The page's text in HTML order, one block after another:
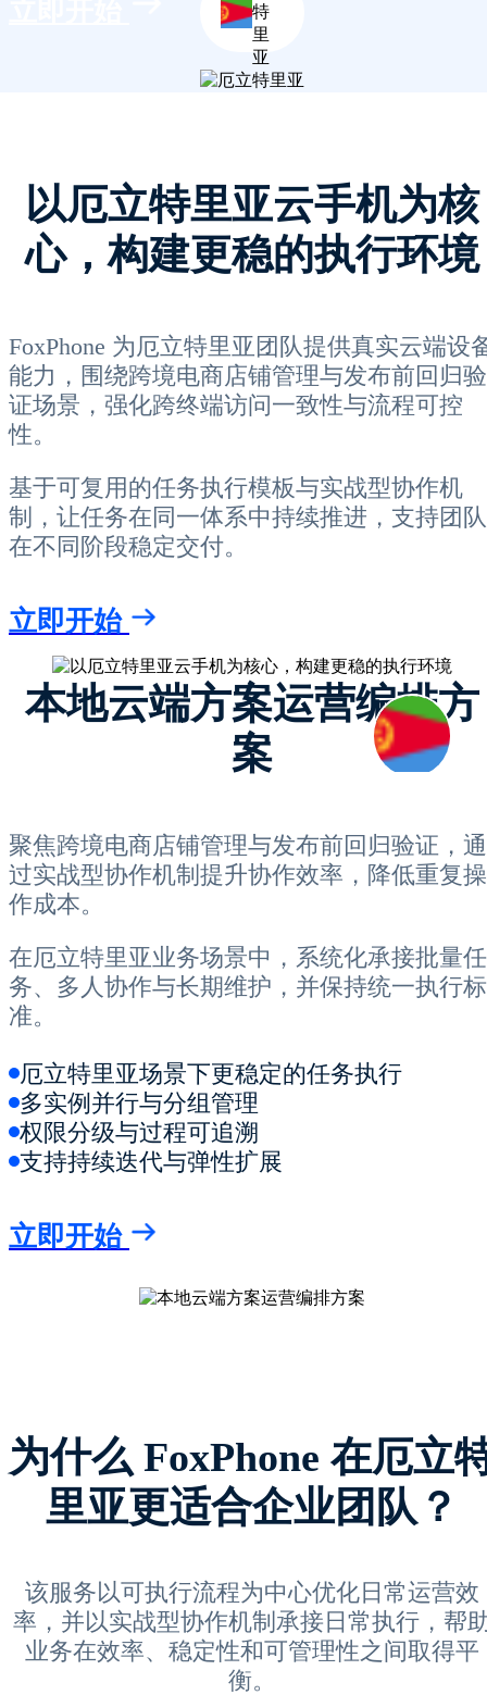
特
里
亚
以厄立特里亚云手机为核
心，构建更稳的执行环境
FoxPhone 为厄立特里亚团队提供真实云端设
能力，围绕跨境电商店铺管理与发布前回归验
证场景，强化跨终端访问一致性与流程可控
性。
基于可复用的任务执行模板与实战型协作机
制，让任务在同一体系中持续推进，支持团队
在不同阶段稳定交付。
立即开始
本地云端方案运营编排方
案
聚焦跨境电商店铺管理与发布前回归验证，通
过实战型协作机制提升协作效率，降低重复操
作成本。
在厄立特里亚业务场景中，系统化承接批量任
务、多人协作与长期维护，并保持统一执行标
准。
厄立特里亚场景下更稳定的任务执行
多实例并行与分组管理
权限分级与过程可追溯
支持持续迭代与弹性扩展
立即开始
为什么 FoxPhone 在厄立
里亚更适合企业团队？
该服务以可执行流程为中心优化日常运营效
率，并以实战型协作机制承接日常执行，帮
业务在效率、稳定性和可管理性之间取得平
衡。